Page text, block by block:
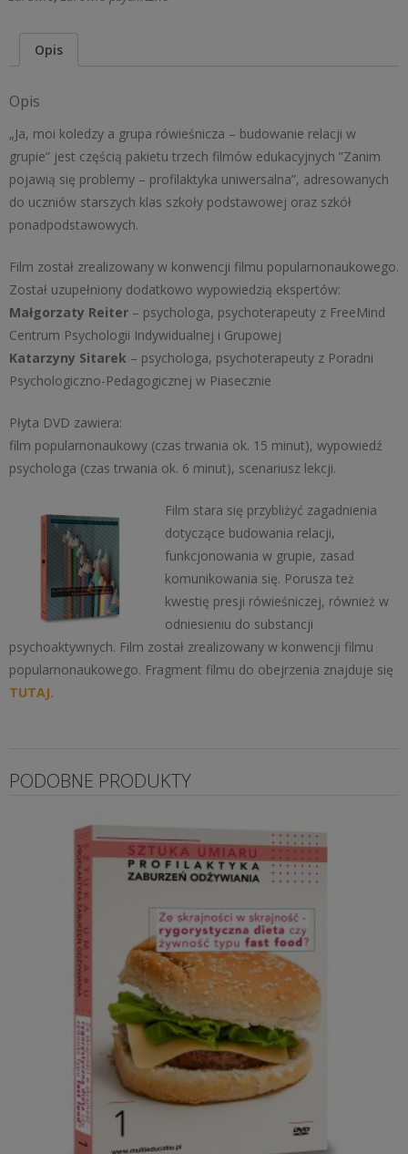
budowanie
w
grupie
Opis
Opis
„Ja, moi koledzy a grupa rówieśnicza – budowanie relacji w
grupie” jest częścią pakietu trzech filmów edukacyjnych ”Zanim
pojawią się problemy – profilaktyka uniwersalna”, adresowanych
do uczniów starszych klas szkoły podstawowej oraz szkół
ponadpodstawowych.
Film został zrealizowany w konwencji filmu popularnonaukowego.
Został uzupełniony dodatkowo wypowiedzią ekspertów:
Małgorzaty Reiter – psychologa, psychoterapeuty z FreeMind
Centrum Psychologii Indywidualnej i Grupowej
Katarzyny Sitarek – psychologa, psychoterapeuty z Poradni
Psychologiczno-Pedagogicznej w Piasecznie
Płyta DVD zawiera:
film popularnonaukowy (czas trwania ok. 15 minut), wypowiedź
psychologa (czas trwania ok. 6 minut), scenariusz lekcji.
Film stara się przybliżyć zagadnienia
dotyczące budowania relacji,
funkcjonowania w grupie, zasad
komunikowania się. Porusza też
kwestię presji rówieśniczej, również w
odniesieniu do substancji
psychoaktywnych. Film został zrealizowany w konwencji filmu
popularnonaukowego. Fragment filmu do obejrzenia znajduje się
TUTAJ.
PODOBNE PRODUKTY